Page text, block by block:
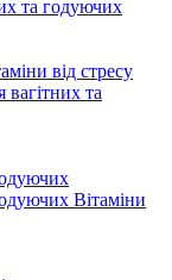
та годуючих
від стресу
та
Вітаміни